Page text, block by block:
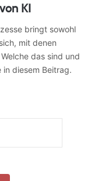
KI
bringt sowohl
mit denen
das sind und
in diesem Beitrag.